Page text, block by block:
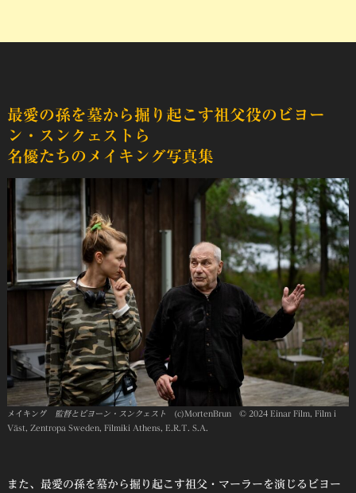
最愛の孫を墓から掘り起こす祖父役のビヨー
ン・スンクェストら
名優たちのメイキング写真集
メイキング 監督とビヨーン・スンクェスト (c)MortenBrun © 2024 Einar Film, Film i
Väst, Zentropa Sweden, Filmiki Athens, E.R.T. S.A.
また、最愛の孫を墓から掘り起こす祖父・マーラーを演じるビヨー